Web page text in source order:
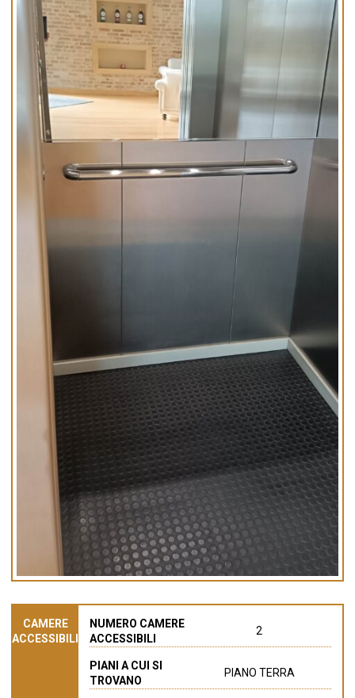
CAMERE
ACCESSIBILI
NUMERO CAMERE
ACCESSIBILI
2
PIANI A CUI SI
TROVANO
PIANO TERRA